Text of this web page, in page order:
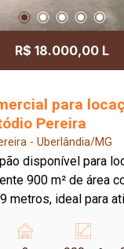
R$ 18.000,00 L
para
Pereira
- Uberlândia/MG
disponível para
900 m² de área
metros, ideal para
para carga e